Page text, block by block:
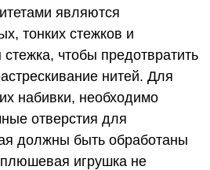
являются
тонких стежков и
чтобы предотвратить
нитей. Для
набивки, необходимо
отверстия для
должны быть обработаны
игрушка не